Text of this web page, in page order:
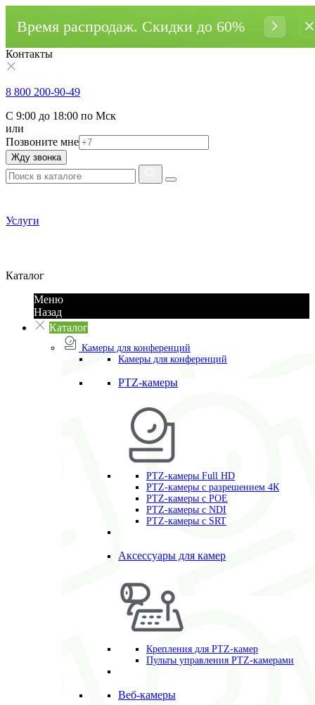
Время распродаж. Cкидки до 60%
Контакты
8 800 200-90-49
С 9:00 до 18:00 по Мск
или
Позвоните мне
Жду звонка
Услуги
Каталог
Меню
Назад
Каталог
Камеры для конференций
Камеры для конференций
PTZ-камеры
PTZ-камеры Full HD
PTZ-камеры с разрешением 4К
PTZ-камеры с POE
PTZ-камеры c NDI
PTZ-камеры с SRT
Аксессуары для камер
Крепления для PTZ-камер
Пульты управления PTZ-камерами
Веб-камеры